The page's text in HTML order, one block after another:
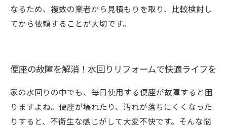
なるため、複数の業者から見積もりを取り、比較検討し
てから依頼することが大切です。
便座の故障を解消！水回りリフォームで快適ライフを
家の水回りの中でも、毎日使用する便座が故障すると困
りますよね。便座が壊れたり、汚れが落ちにくくなった
りすると、不衛生な感じがして大変不快です。そんな悩